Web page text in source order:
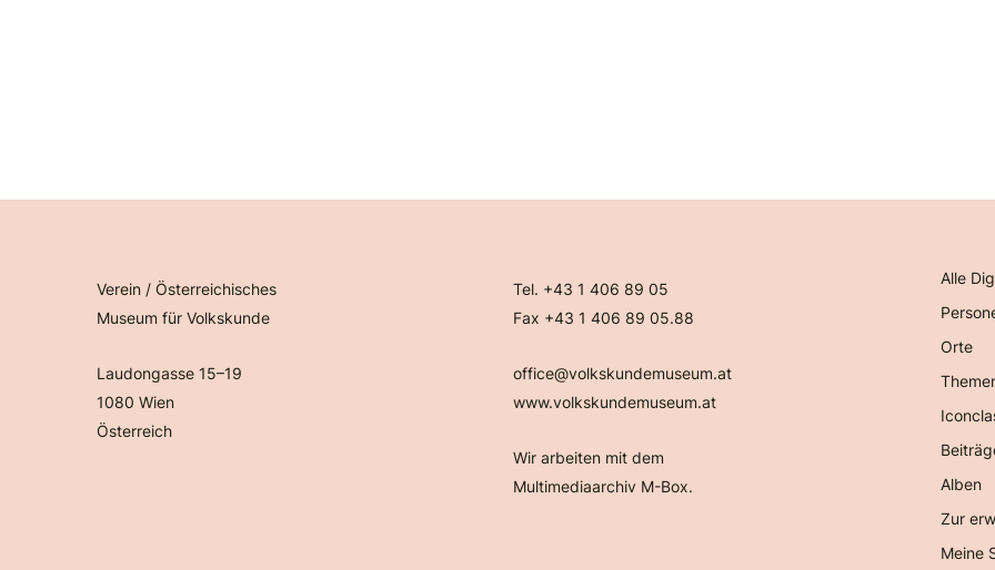
Verein / Österreichisches
Museum für Volkskunde
Laudongasse 15–19
1080 Wien
Österreich
Tel. +43 1 406 89 05
Fax +43 1 406 89 05.88
office@volkskundemuseum.at
www.volkskundemuseum.at
Wir arbeiten mit dem
Multimediaarchiv M-Box.
Alle
Orte
Alben
Zur
Meine